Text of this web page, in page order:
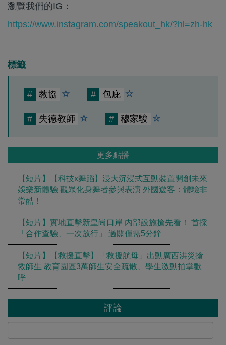
瀏覽我們的IG：
https://www.instagram.com/speakout_hk/?hl=zh-hk
標籤
# 教協 # 包庇
# 失德教師 # 穆家駿
更多點播
【短片】【科技x舞蹈】浸大沉浸式互動裝置開創未來
娛樂新體驗 觀眾化身舞者參與表演 外國遊客：體驗非
常酷！
【短片】實地直擊新皇崗口岸 內部設施搶先看！ 首採
「合作查驗、一次放行」 過關僅需5分鐘
【短片】【救援直擊】「救援航母」出動廣西洪災搶
救師生 教育園區3萬師生安全疏散、學生激動拍掌歡
呼
評論